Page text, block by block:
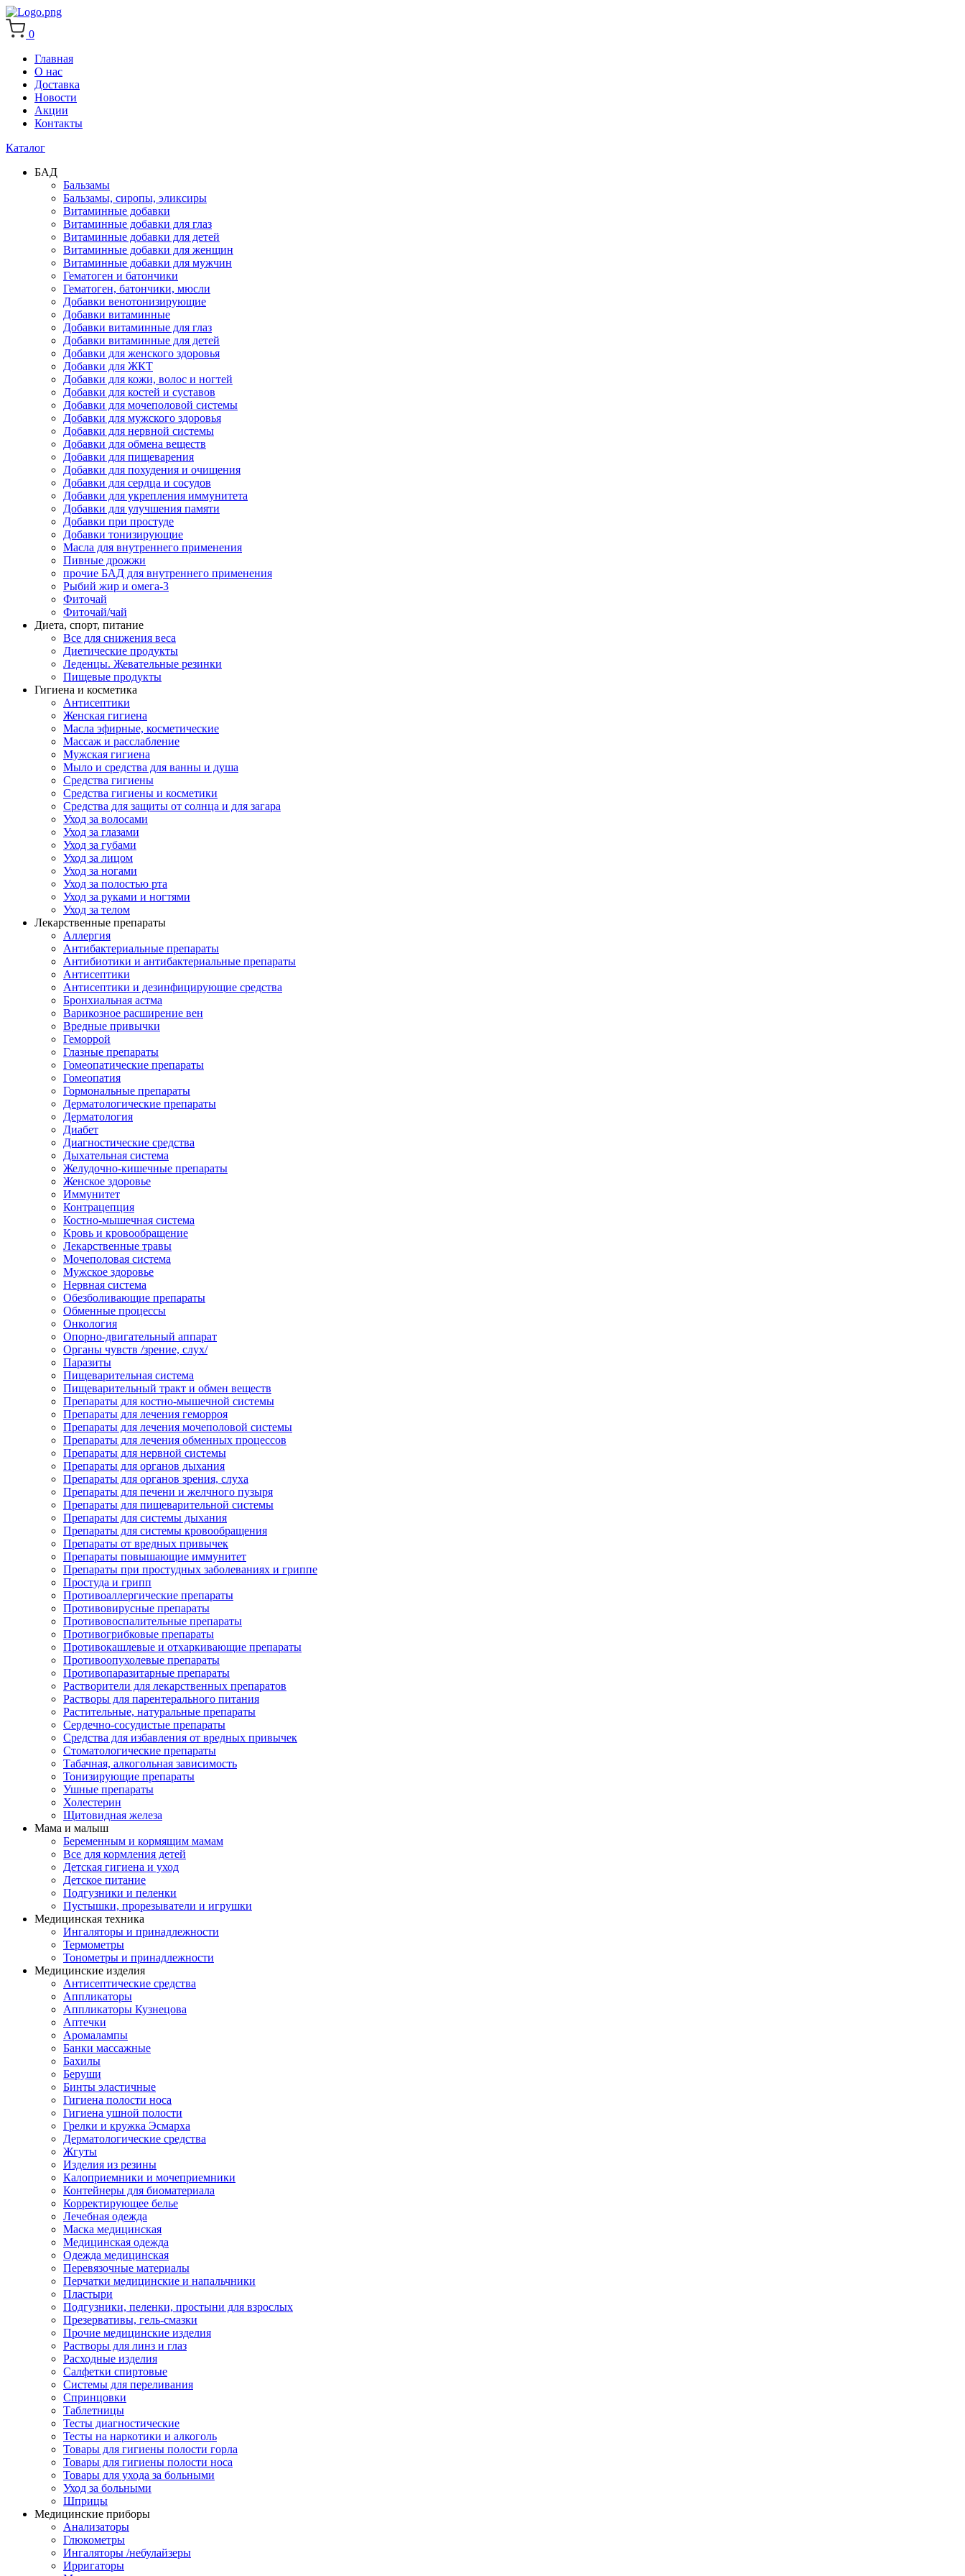
0
Главная
О нас
Доставка
Новости
Акции
Контакты
Каталог
БАД
Бальзамы
Бальзамы, сиропы, эликсиры
Витаминные добавки
Витаминные добавки для глаз
Витаминные добавки для детей
Витаминные добавки для женщин
Витаминные добавки для мужчин
Гематоген и батончики
Гематоген, батончики, мюсли
Добавки венотонизирующие
Добавки витаминные
Добавки витаминные для глаз
Добавки витаминные для детей
Добавки для женского здоровья
Добавки для ЖКТ
Добавки для кожи, волос и ногтей
Добавки для костей и суставов
Добавки для мочеполовой системы
Добавки для мужского здоровья
Добавки для нервной системы
Добавки для обмена веществ
Добавки для пищеварения
Добавки для похудения и очищения
Добавки для сердца и сосудов
Добавки для укрепления иммунитета
Добавки для улучшения памяти
Добавки при простуде
Добавки тонизирующие
Масла для внутреннего применения
Пивные дрожжи
прочие БАД для внутреннего применения
Рыбий жир и омега-3
Фиточай
Фиточай/чай
Диета, спорт, питание
Все для снижения веса
Диетические продукты
Леденцы. Жевательные резинки
Пищевые продукты
Гигиена и косметика
Антисептики
Женская гигиена
Масла эфирные, косметические
Массаж и расслабление
Мужская гигиена
Мыло и средства для ванны и душа
Средства гигиены
Средства гигиены и косметики
Средства для защиты от солнца и для загара
Уход за волосами
Уход за глазами
Уход за губами
Уход за лицом
Уход за ногами
Уход за полостью рта
Уход за руками и ногтями
Уход за телом
Лекарственные препараты
Аллергия
Антибактериальные препараты
Антибиотики и антибактериальные препараты
Антисептики
Антисептики и дезинфицирующие средства
Бронхиальная астма
Варикозное расширение вен
Вредные привычки
Геморрой
Глазные препараты
Гомеопатические препараты
Гомеопатия
Гормональные препараты
Дерматологические препараты
Дерматология
Диабет
Диагностические средства
Дыхательная система
Желудочно-кишечные препараты
Женское здоровье
Иммунитет
Контрацепция
Костно-мышечная система
Кровь и кровообращение
Лекарственные травы
Мочеполовая система
Мужское здоровье
Нервная система
Обезболивающие препараты
Обменные процессы
Онкология
Опорно-двигательный аппарат
Органы чувств /зрение, слух/
Паразиты
Пищеварительная система
Пищеварительный тракт и обмен веществ
Препараты для костно-мышечной системы
Препараты для лечения геморроя
Препараты для лечения мочеполовой системы
Препараты для лечения обменных процессов
Препараты для нервной системы
Препараты для органов дыхания
Препараты для органов зрения, слуха
Препараты для печени и желчного пузыря
Препараты для пищеварительной системы
Препараты для системы дыхания
Препараты для системы кровообращения
Препараты от вредных привычек
Препараты повышающие иммунитет
Препараты при простудных заболеваниях и гриппе
Простуда и грипп
Противоаллергические препараты
Противовирусные препараты
Противовоспалительные препараты
Противогрибковые препараты
Противокашлевые и отхаркивающие препараты
Противоопухолевые препараты
Противопаразитарные препараты
Растворители для лекарственных препаратов
Растворы для парентерального питания
Растительные, натуральные препараты
Сердечно-сосудистые препараты
Средства для избавления от вредных привычек
Стоматологические препараты
Табачная, алкогольная зависимость
Тонизирующие препараты
Ушные препараты
Холестерин
Щитовидная железа
Мама и малыш
Беременным и кормящим мамам
Все для кормления детей
Детская гигиена и уход
Детское питание
Подгузники и пеленки
Пустышки, прорезыватели и игрушки
Медицинская техника
Ингаляторы и принадлежности
Термометры
Тонометры и принадлежности
Медицинские изделия
Антисептические средства
Аппликаторы
Аппликаторы Кузнецова
Аптечки
Аромалампы
Банки массажные
Бахилы
Беруши
Бинты эластичные
Гигиена полости носа
Гигиена ушной полости
Грелки и кружка Эсмарха
Дерматологические средства
Жгуты
Изделия из резины
Калоприемники и мочеприемники
Контейнеры для биоматериала
Корректирующее белье
Лечебная одежда
Маска медицинская
Медицинская одежда
Одежда медицинская
Перевязочные материалы
Перчатки медицинские и напальчники
Пластыри
Подгузники, пеленки, простыни для взрослых
Презервативы, гель-смазки
Прочие медицинские изделия
Растворы для линз и глаз
Расходные изделия
Салфетки спиртовые
Системы для переливания
Спринцовки
Таблетницы
Тесты диагностические
Тесты на наркотики и алкоголь
Товары для гигиены полости горла
Товары для гигиены полости носа
Товары для ухода за больными
Уход за больными
Шприцы
Медицинские приборы
Анализаторы
Глюкометры
Ингаляторы /небулайзеры
Ирригаторы